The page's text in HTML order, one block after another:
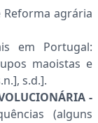
Reforma agrária
em Portugal:
maoistas e
s.d.].
-
(alguns